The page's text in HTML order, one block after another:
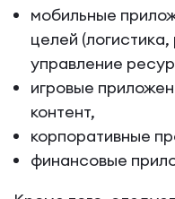
мобильные
целей
управление
игровые
контент,
корпоративные
финансовые